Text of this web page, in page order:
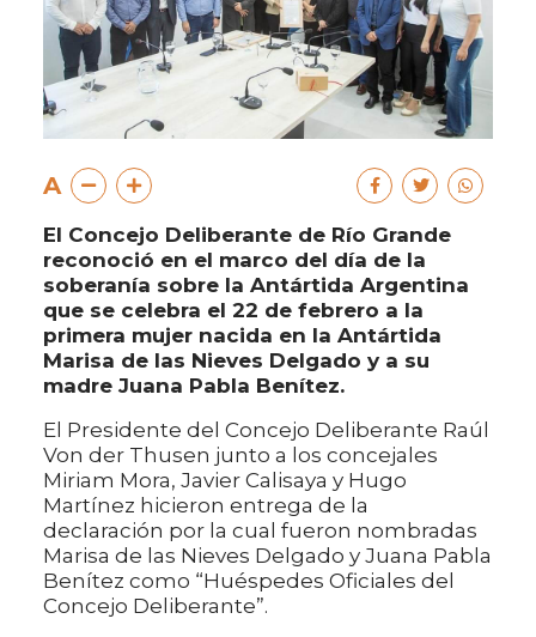
A
El Concejo Deliberante de Río Grande
reconoció en el marco del día de la
soberanía sobre la Antártida Argentina
que se celebra el 22 de febrero a la
primera mujer nacida en la Antártida
Marisa de las Nieves Delgado y a su
madre Juana Pabla Benítez.
El Presidente del Concejo Deliberante Raúl
Von der Thusen junto a los concejales
Miriam Mora, Javier Calisaya y Hugo
Martínez hicieron entrega de la
declaración por la cual fueron nombradas
Marisa de las Nieves Delgado y Juana Pabla
Benítez como “Huéspedes Oficiales del
Concejo Deliberante”.